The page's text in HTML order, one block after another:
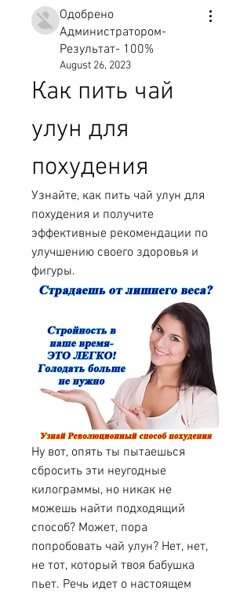
Одобрено
Администратором-
Результат- 100%
August 26, 2023
Как пить чай
улун для
похудения
Узнайте, как пить чай улун для
похудения и получите
эффективные рекомендации по
улучшению своего здоровья и
фигуры.
Ну вот, опять ты пытаешься
сбросить эти неугодные
килограммы, но никак не
можешь найти подходящий
способ? Может, пора
попробовать чай улун? Нет, нет,
не тот, который твоя бабушка
пьет. Речь идет о настоящем